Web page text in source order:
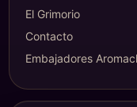
El Grimorio
Contacto
Embajadores